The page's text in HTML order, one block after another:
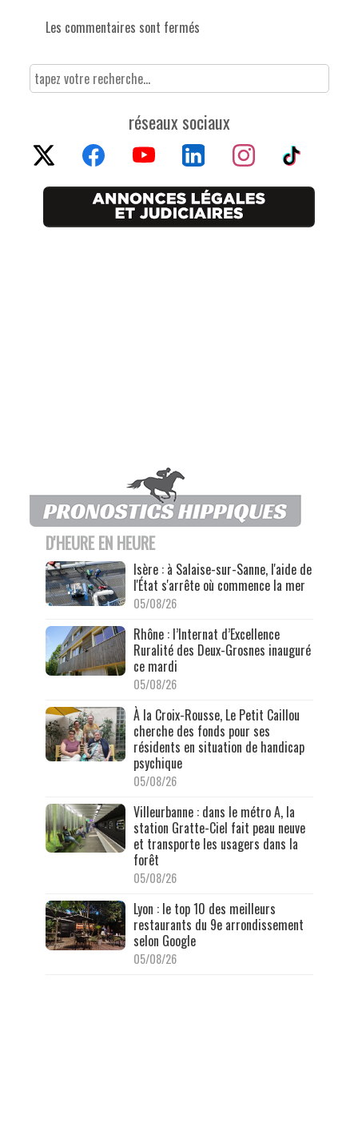
Les commentaires sont fermés
réseaux sociaux
D'HEURE EN HEURE
Isère : à Salaise-sur-Sanne, l'aide de
l'État s'arrête où commence la mer
05/08/26
Rhône : l’Internat d’Excellence
Ruralité des Deux-Grosnes inauguré
ce mardi
05/08/26
À la Croix-Rousse, Le Petit Caillou
cherche des fonds pour ses
résidents en situation de handicap
psychique
05/08/26
Villeurbanne : dans le métro A, la
station Gratte-Ciel fait peau neuve
et transporte les usagers dans la
forêt
05/08/26
Lyon : le top 10 des meilleurs
restaurants du 9e arrondissement
selon Google
05/08/26